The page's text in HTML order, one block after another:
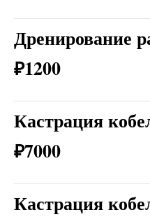
Дренирование
₽1200
Кастрация
₽7000
Кастрация